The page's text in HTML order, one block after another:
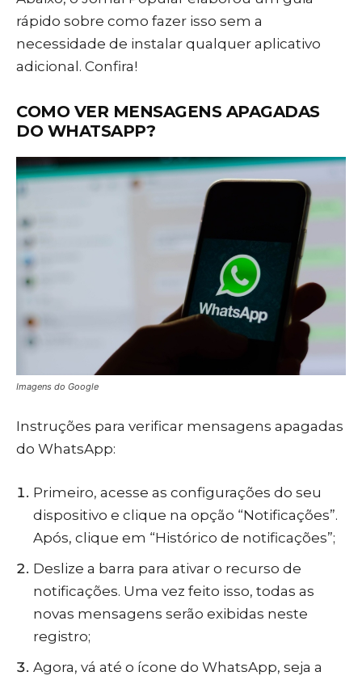
rápido sobre como fazer isso sem a
necessidade de instalar qualquer aplicativo
adicional. Confira!
COMO VER MENSAGENS APAGADAS
DO WHATSAPP?
Imagens do Google
Instruções para verificar mensagens apagadas
do WhatsApp:
Primeiro, acesse as configurações do seu
dispositivo e clique na opção “Notificações”.
Após, clique em “Histórico de notificações”;
Deslize a barra para ativar o recurso de
notificações. Uma vez feito isso, todas as
novas mensagens serão exibidas neste
registro;
Agora, vá até o ícone do WhatsApp, seja a